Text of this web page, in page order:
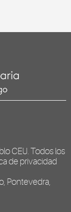
CEU . Todos los
de privacidad
Pontevedra,